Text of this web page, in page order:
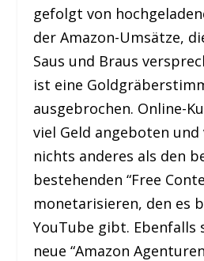
gefolgt von
der Amazon-Umsätze,
Saus und Braus
ist eine
ausgebrochen. Online-
viel Geld angeboten
nichts anderes als den
bestehenden “Free
monetarisieren, den es
YouTube gibt. Ebenfalls
neue “Amazon